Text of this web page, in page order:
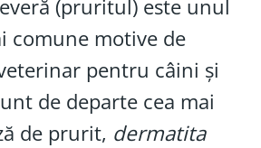
(pruritul) este unul
comune motive de
pentru câini și
de departe cea mai
de prurit, dermatita